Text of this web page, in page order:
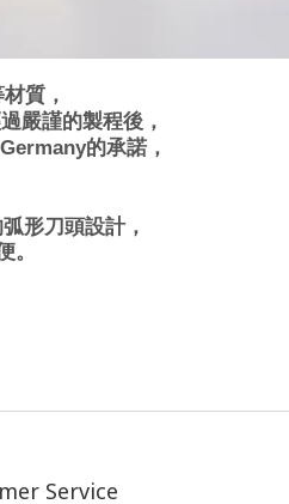
質，
嚴謹的製程後，
的承諾，
形刀頭設計，
。
Service